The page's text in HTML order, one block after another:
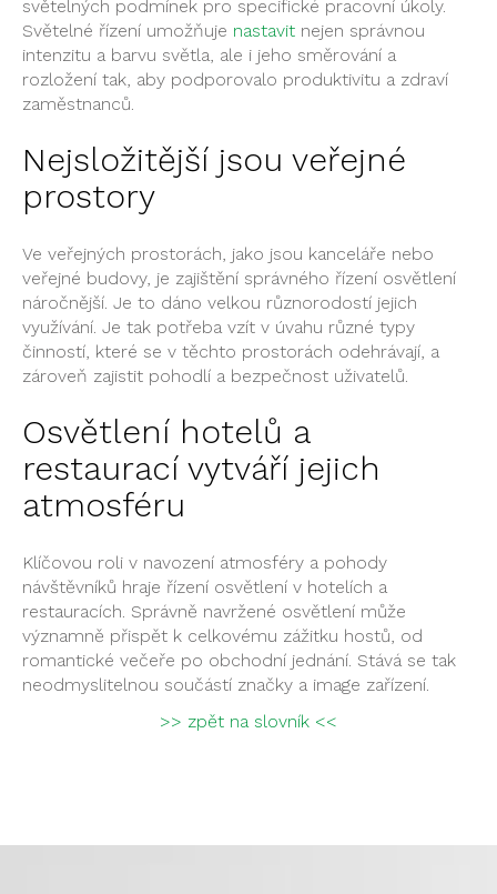
světelných podmínek pro specifické pracovní úkoly.
Světelné řízení umožňuje nastavit nejen správnou
intenzitu a barvu světla, ale i jeho směrování a
rozložení tak, aby podporovalo produktivitu a zdraví
zaměstnanců.
Nejsložitější jsou veřejné
prostory
Ve veřejných prostorách, jako jsou kanceláře nebo
veřejné budovy, je zajištění správného řízení osvětlení
náročnější. Je to dáno velkou různorodostí jejich
využívání. Je tak potřeba vzít v úvahu různé typy
činností, které se v těchto prostorách odehrávají, a
zároveň zajistit pohodlí a bezpečnost uživatelů.
Osvětlení hotelů a
restaurací vytváří jejich
atmosféru
Klíčovou roli v navození atmosféry a pohody
návštěvníků hraje řízení osvětlení v hotelích a
restauracích. Správně navržené osvětlení může
významně přispět k celkovému zážitku hostů, od
romantické večeře po obchodní jednání. Stává se tak
neodmyslitelnou součástí značky a image zařízení.
>> zpět na slovník <<